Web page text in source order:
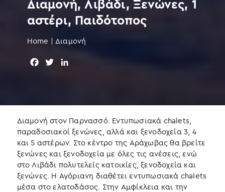
Διαμονή, Λιβάδι, Ξενώνες, 1
αστέρι, Παιδότοπος
Home | Διαμονή
b
o
o
k
t
e
r
e
d
n
Διαμονή στον Παρνασσό. Εντυπωσιακά chalets,
παραδοσιακοί ξενώνες, αλλά και ξενοδοχεία 3, 4
και 5 αστέρων. Στο κέντρο της Αράχωβας θα βρείτε
ξενώνες και ξενοδοχεία με όλες τις ανέσεις, ενώ
στο Λιβάδι πολυτελείς κατοικίες, ξενοδοχεία και
ξενώνες. Η Αγόριανη διαθέτει εντυπωσιακά chalets
μέσα στο ελατοδάσος. Στην Αμφίκλεια και την